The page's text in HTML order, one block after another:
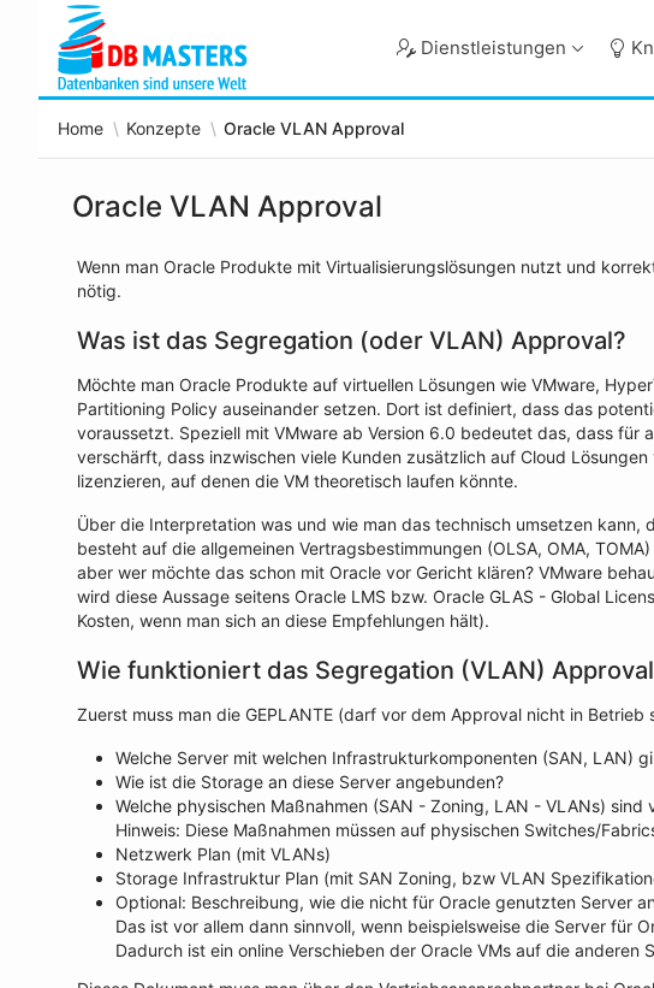
Content
Dienstleistungen
Home Konzepte Oracle VLAN Approval
Oracle VLAN Approval
Wenn man Oracle Produkte mit Virtualisierungslösungen nutzt und
nötig.
Was ist das Segregation (oder VLAN) Approval?
Möchte man Oracle Produkte auf virtuellen Lösungen wie VMware,
Partitioning Policy auseinander setzen. Dort ist definiert, dass das
voraussetzt. Speziell mit VMware ab Version 6.0 bedeutet das, dass
verschärft, dass inzwischen viele Kunden zusätzlich auf Cloud
lizenzieren, auf denen die VM theoretisch laufen könnte.
Über die Interpretation was und wie man das technisch umsetzen
besteht auf die allgemeinen Vertragsbestimmungen (OLSA, OMA,
aber wer möchte das schon mit Oracle vor Gericht klären? VMware
wird diese Aussage seitens Oracle LMS bzw. Oracle GLAS - Global
Kosten, wenn man sich an diese Empfehlungen hält).
Wie funktioniert das Segregation (VLAN)
Zuerst muss man die GEPLANTE (darf vor dem Approval nicht in
Welche Server mit welchen Infrastrukturkomponenten (SAN, LAN)
Wie ist die Storage an diese Server angebunden?
Welche physischen Maßnahmen (SAN - Zoning, LAN - VLANs)
Hinweis: Diese Maßnahmen müssen auf physischen Switches/
Netzwerk Plan (mit VLANs)
Storage Infrastruktur Plan (mit SAN Zoning, bzw VLAN
Optional: Beschreibung, wie die nicht für Oracle genutzten Server
Das ist vor allem dann sinnvoll, wenn beispielsweise die Server für
Dadurch ist ein online Verschieben der Oracle VMs auf die anderen